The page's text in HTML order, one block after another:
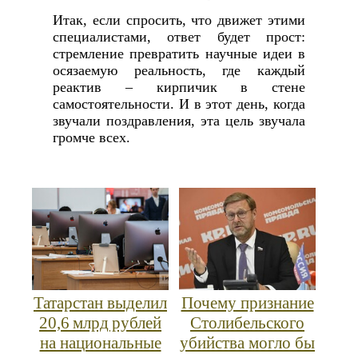
Итак, если спросить, что движет этими
специалистами, ответ будет прост:
стремление превратить научные идеи в
осязаемую реальность, где каждый
реактив – кирпичик в стене
самостоятельности. И в этот день, когда
звучали поздравления, эта цель звучала
громче всех.
Татарстан выделил
20,6 млрд рублей
на национальные
Почему признание
Столибельского
убийства могло бы